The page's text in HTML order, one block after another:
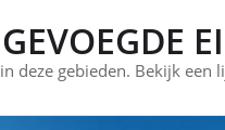
deze gebieden. Bekijk